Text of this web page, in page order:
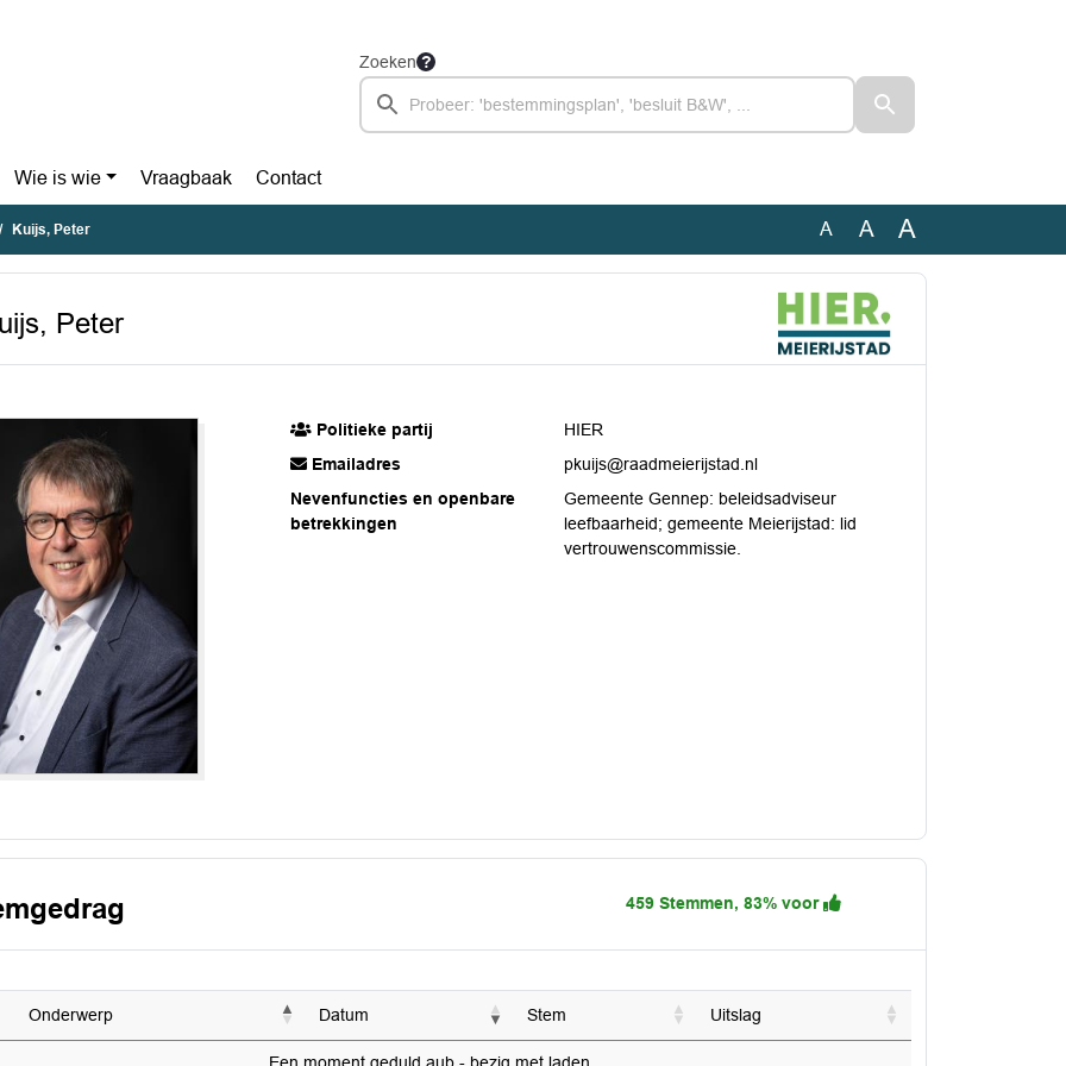
Zoeken
Wie is wie Vraagbaak Contact
Kuijs, Peter A A A
Peter
Politieke partij
HIER
Emailadres
pkuijs@raadmeierijstad.nl
Nevenfuncties en openbare
betrekkingen
Gemeente Gennep: beleidsadviseur
leefbaarheid; gemeente Meierijstad: lid
vertrouwenscommissie.
459 Stemmen, 83% voor
Onderwerp Datum Stem Uitslag
Een moment geduld aub - bezig met laden...